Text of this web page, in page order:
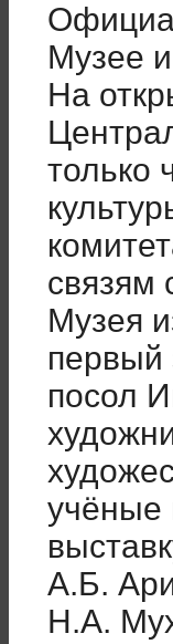
Музее
На
только
связям
Музея
первый
посол
учёные
А.Б.
Н.А.